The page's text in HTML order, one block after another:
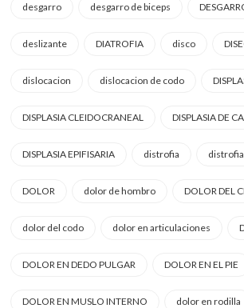
desgarro desgarro de biceps
deslizante DIATROFIA disco
dislocacion dislocacion de codo
DISPLASIA CLEIDOCRANEAL DISPLASIA DE
DISPLASIA EPIFISARIA distrofia
DOLOR dolor de hombro DOLOR DEL
dolor del codo dolor en articulaciones
DOLOR EN DEDO PULGAR DOLOR EN EL PIE
DOLOR EN MUSLO INTERNO dolor en rodilla